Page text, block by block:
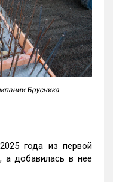
Брусника
года из первой
, а добавилась в нее